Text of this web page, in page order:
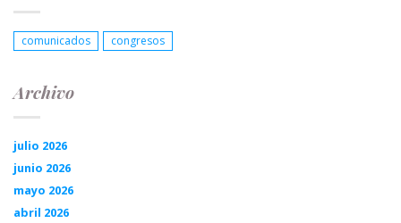
comunicados congresos
Archivo
julio 2026
junio 2026
mayo 2026
abril 2026